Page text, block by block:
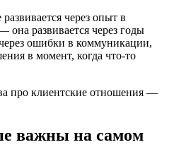
через опыт в
развивается через годы
ошибки в коммуникации,
в момент, когда что-то
про клиентские отношения —
важны на самом